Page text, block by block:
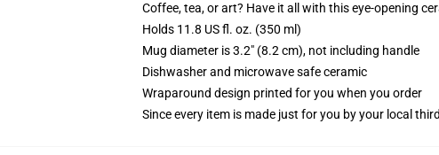
Coffee, tea, or art? Have it all with this eye-opening
Holds 11.8 US fl. oz. (350 ml)
Mug diameter is 3.2" (8.2 cm), not including handle
Dishwasher and microwave safe ceramic
Wraparound design printed for you when you order
Since every item is made just for you by your local